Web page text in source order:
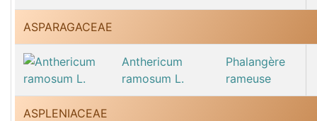
ASPARAGACEAE
Anthericum
ramosum L.
Phalangère
rameuse
ASPLENIACEAE